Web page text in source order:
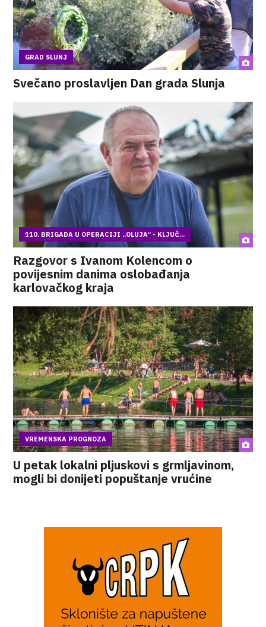
GRAD SLUNJ
Svečano proslavljen Dan grada Slunja
110. BRIGADA U OPERACIJI „OLUJA“ - KLJUČ...
Razgovor s Ivanom Kolencom o
povijesnim danima oslobađanja
karlovačkog kraja
VREMENSKA PROGNOZA
U petak lokalni pljuskovi s grmljavinom,
mogli bi donijeti popuštanje vrućine